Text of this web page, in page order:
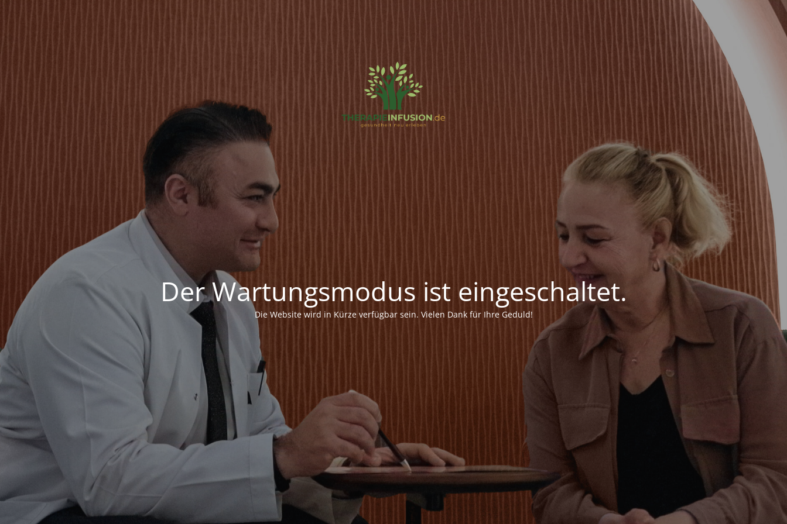
Der Wartungsmodus ist eingeschaltet.
Die Website wird in Kürze verfügbar sein. Vielen Dank für Ihre Geduld!